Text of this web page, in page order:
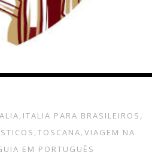
, ITALIA PARA BRASILEIROS ,
,TOSCANA,VIAGEM NA
EM PORTUGUÊS